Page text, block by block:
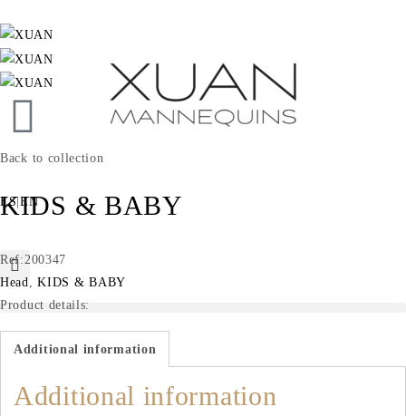
ES|EN
Back to collection
KIDS & BABY
Ref:200347
Head
,KIDS & BABY
Product details:
Additional information
Additional information